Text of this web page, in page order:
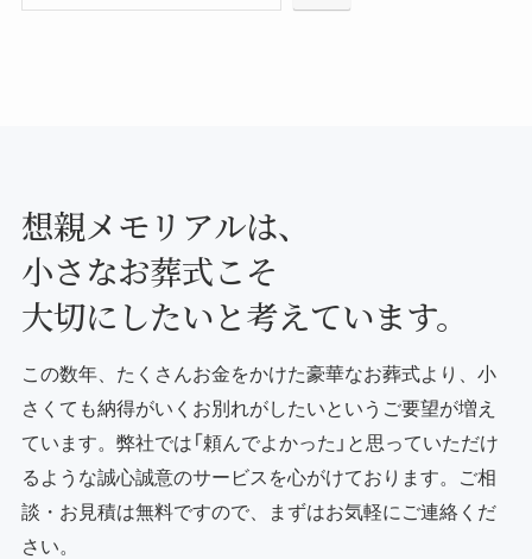
想親メモリアルは、
小さなお葬式こそ
大切にしたいと考えています。
この数年、たくさんお金をかけた豪華なお葬式より、小
さくても納得がいくお別れがしたいというご要望が増え
ています。弊社では「頼んでよかった」と思っていただけ
るような誠心誠意のサービスを心がけております。ご相
談・お見積は無料ですので、まずはお気軽にご連絡くだ
さい。